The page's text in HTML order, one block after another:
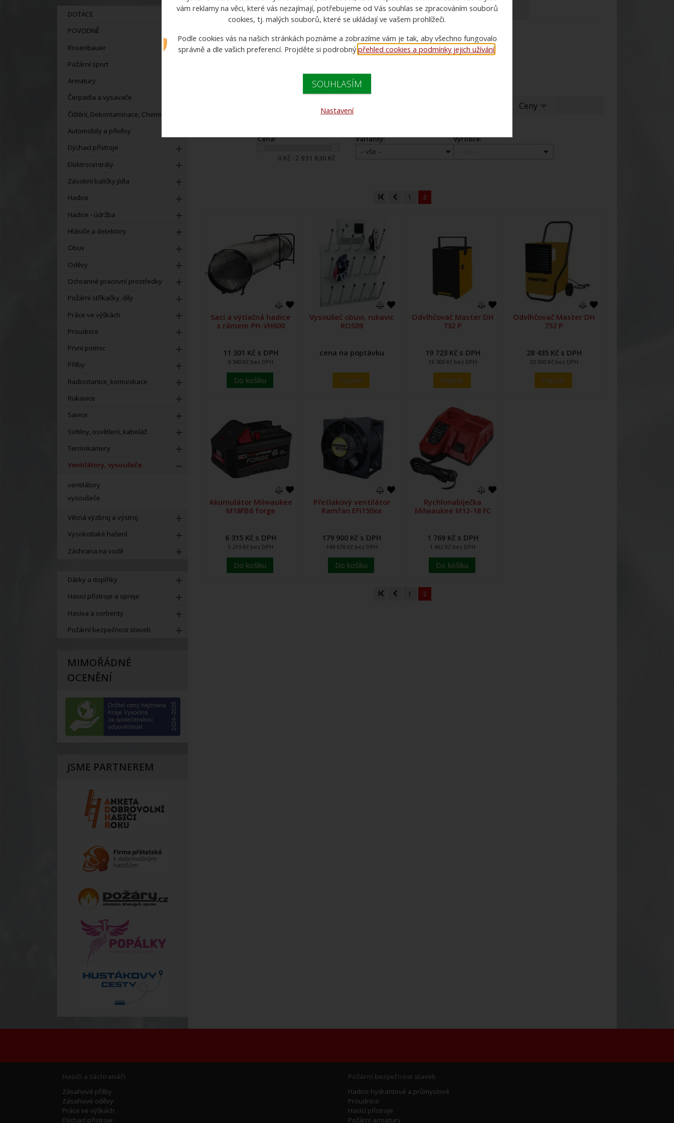
DOTACE
POVODNĚ
Rosenbauer
Požární sport
Armatury
Čerpadla a vysavače
Čištění, Dekontaminace, Chemie
Automobily a přívěsy
Dýchací přístroje
Elektrocentrály
Zásobní balíčky jídla
Hadice
Hadice - údržba
Hlásiče a detektory
Obuv
Oděvy
Ochranné pracovní prostředky
Požární stříkačky, díly
Práce ve výškách
Proudnice
První pomoc
Přilby
Radiostanice, komunikace
Rukavice
Savice
Svítilny, osvětlení, kabeláž
Termokamery
Ventilátory, vysoušeče
ventilátory
vysoušeče
Věcná výzbroj a výstroj
Vysokotlaké hašení
Záchrana na vodě
Dárky a doplňky
Hasicí přístroje a spreje
Hasiva a sorbenty
Požární bezpečnost staveb
MIMOŘÁDNÉ
OCENĚNÍ
JSME PARTNEREM
105 657 Kč s DPH
Názvu zboží Ceny
Cena:
0 Kč - 2 931 830 Kč
Varianty:
-- vše --
Výrobce:
1 2
Sací a výtlačná hadice
s rámem PH-VH600
11 301 Kč s DPH
9 340 Kč bez DPH
Do košíku
Vysoušeč obuvi, rukavic
ROS09
cena na poptávku
Poptat
Odvlhčovač Master DH
732 P
19 723 Kč s DPH
16 300 Kč bez DPH
Poptat
Odvlhčovač Master DH
752 P
28 435 Kč s DPH
23 500 Kč bez DPH
Poptat
Akumulátor Milwaukee
M18FB6 forge
6 315 Kč s DPH
5 219 Kč bez DPH
Do košíku
Přetlakový ventilátor
Ramfan EFi150xx
179 900 Kč s DPH
148 678 Kč bez DPH
Do košíku
Rychlonabíječka
Milwaukee M12-18 FC
1 769 Kč s DPH
1 462 Kč bez DPH
Do košíku
1 2
Hasiči a záchranáři
Zásahové přilby
Zásahové oděvy
Práce ve výškách
Dýchací přístroje
Požární bezpečnost staveb
Hadice hydrantové a průmyslové
Proudnice
Hasící přístroje
Požární armatury
vám reklamy na věci, které vás nezajímají, potřebujeme od Vás souhlas se zpracováním souborů
cookies, tj. malých souborů, které se ukládají ve vašem prohlížeči.
Podle cookies vás na našich stránkách poznáme a zobrazíme vám je tak, aby všechno fungovalo
správně a dle vašich preferencí. Projděte si podrobnýpřehled cookies a podmínky jejich užívání
SOUHLASÍM
Nastavení